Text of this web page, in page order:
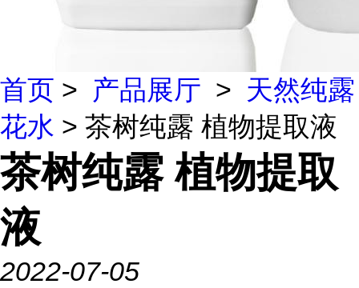
首页 > 产品展厅 > 天然纯露
花水 > 茶树纯露 植物提取液
茶树纯露 植物提取
液
2022-07-05